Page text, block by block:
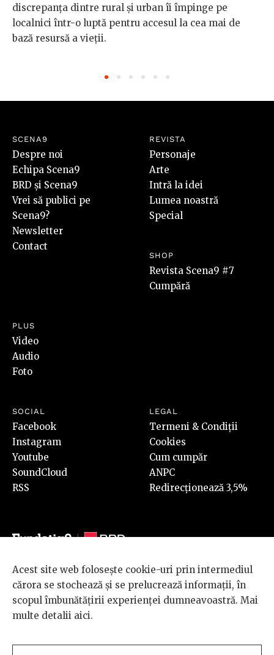
discrepanța dintre rural și urban îi împinge pe
localnici într-o luptă pentru accesul la cea mai de
bază resursă a vieții.
SCENA9
Despre noi
Echipa Scena9
BRD și Scena9
Vrei să publici pe
Scena9?
Newsletter
Contact
REVISTA
Personaje
Arte
Intră la idei
Lumea noastră
Special
SHOP
Revista Scena9 #7
Cumpără
PLUS
Video
Audio
Foto
SOCIAL
Facebook
Instagram
Youtube
SoundCloud
RSS
LEGAL
Termeni & Condiții
Cookies
Cum cumpăr
ANPC
Redirecționează 3,5%
© 2026 BRD Groupe Société Générale, toate drepturile rezervate.
Scena 9 este un proiect sustinut de
BRD GROUPE SOCIÉTÉ
GÉNÉRALE
Acest site web folosește cookie-uri prin intermediul
cărora se stochează și se prelucrează informații, în
scopul îmbunătățirii experienței dumneavoastră. Mai
multe detalii aici.